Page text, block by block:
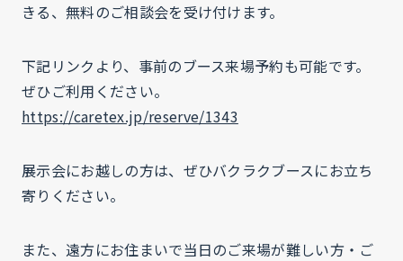
きる、無料のご相談会を受け付けます。
下記リンクより、事前のブース来場予約も可能です。
ぜひご利用ください。
https://caretex.jp/reserve/1343
展示会にお越しの方は、ぜひバクラクブースにお立ち
寄りください。
また、遠方にお住まいで当日のご来場が難しい方・ご